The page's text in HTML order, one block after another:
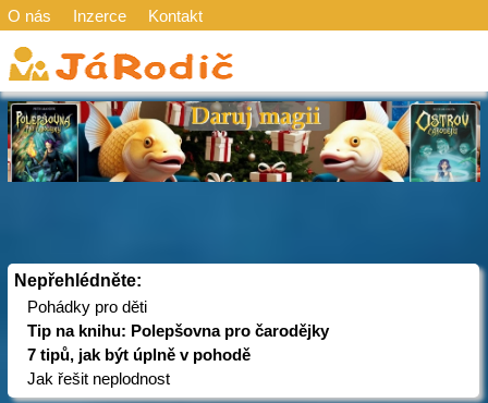
O nás Inzerce Kontakt
Nepřehlédněte:
Pohádky pro děti
Tip na knihu: Polepšovna pro čarodějky
7 tipů, jak být úplně v pohodě
Jak řešit neplodnost